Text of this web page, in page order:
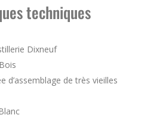
techniques
Dixneuf
d’assemblage de très vieilles